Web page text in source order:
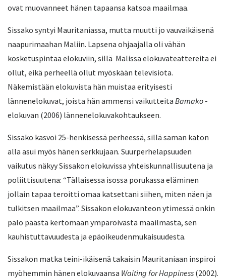
ovat muovanneet hänen tapaansa katsoa maailmaa.
Sissako syntyi Mauritaniassa, mutta muutti jo vauvaikäisenä
naapurimaahan Maliin. Lapsena ohjaajalla oli vähän
kosketuspintaa elokuviin, sillä Malissa elokuvateattereita ei
ollut, eikä perheellä ollut myöskään televisiota.
Näkemistään elokuvista hän muistaa erityisesti
lännenelokuvat, joista hän ammensi vaikutteita Bamako -
elokuvan (2006) lännenelokuvakohtaukseen.
Sissako kasvoi 25-henkisessä perheessä, sillä saman katon
alla asui myös hänen serkkujaan. Suurperhelapsuuden
vaikutus näkyy Sissakon elokuvissa yhteiskunnallisuutena ja
poliittisuutena: “Tällaisessa isossa porukassa eläminen
jollain tapaa teroitti omaa katsettani siihen, miten näen ja
tulkitsen maailmaa”. Sissakon elokuvanteon ytimessä onkin
palo päästä kertomaan ympäröivästä maailmasta, sen
kauhistuttavuudesta ja epäoikeudenmukaisuudesta.
Sissakon matka teini-ikäisenä takaisin Mauritaniaan inspiroi
myöhemmin hänen elokuvaansa Waiting for Happiness (2002).